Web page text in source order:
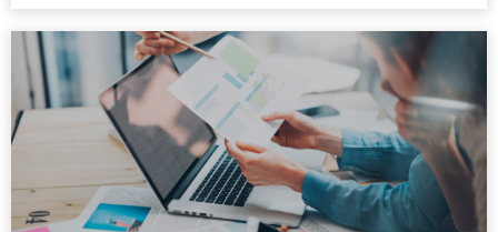
помещается в пленку, после чего о...